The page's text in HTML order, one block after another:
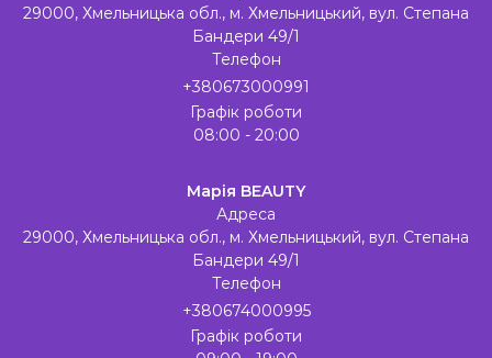
29000, Хмельницька обл., м. Хмельницький, вул. Степана
Бандери 49/1
Телефон
+380673000991
Графік роботи
08:00 - 20:00
Марія BEAUTY
Адреса
29000, Хмельницька обл., м. Хмельницький, вул. Степана
Бандери 49/1
Телефон
+380674000995
Графік роботи